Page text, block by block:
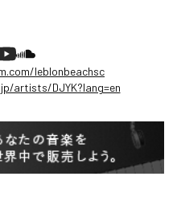
leblonbeachsc
artists/DJYK?lang=en